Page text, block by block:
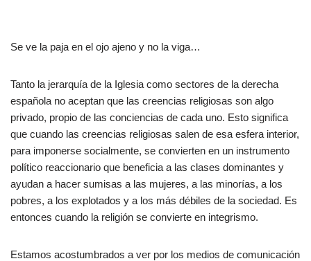
Se ve la paja en el ojo ajeno y no la viga…
Tanto la jerarquía de la Iglesia como sectores de la derecha
española no aceptan que las creencias religiosas son algo
privado, propio de las conciencias de cada uno. Esto significa
que cuando las creencias religiosas salen de esa esfera interior,
para imponerse socialmente, se convierten en un instrumento
político reaccionario que beneficia a las clases dominantes y
ayudan a hacer sumisas a las mujeres, a las minorías, a los
pobres, a los explotados y a los más débiles de la sociedad. Es
entonces cuando la religión se convierte en integrismo.
Estamos acostumbrados a ver por los medios de comunicación